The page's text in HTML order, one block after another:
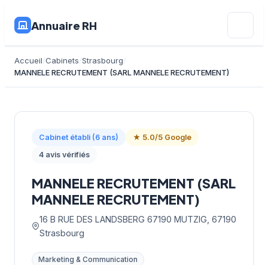
Annuaire RH
Accueil Cabinets Strasbourg
MANNELE RECRUTEMENT (SARL MANNELE RECRUTEMENT)
Cabinet établi (6 ans)
★ 5.0/5 Google
4 avis vérifiés
MANNELE RECRUTEMENT (SARL
MANNELE RECRUTEMENT)
16 B RUE DES LANDSBERG 67190 MUTZIG, 67190
Strasbourg
Marketing & Communication